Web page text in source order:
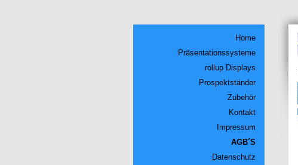
Home
Präsentationssysteme
rollup Displays
Prospektständer
Zubehör
Kontakt
Impressum
AGB´S
Datenschutz